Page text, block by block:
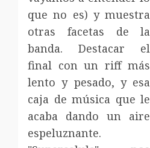
que no es) y muestra
otras facetas de la
banda. Destacar el
final con un riff más
lento y pesado, y esa
caja de música que le
acaba dando un aire
espeluznante.